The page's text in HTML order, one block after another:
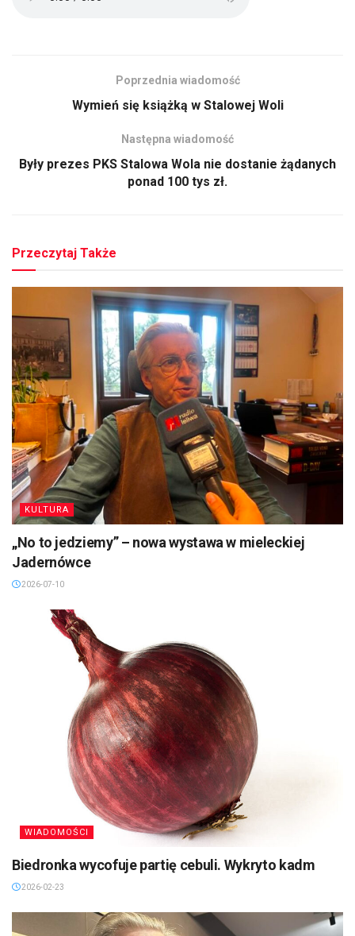
Poprzednia wiadomość
Wymień się książką w Stalowej Woli
Następna wiadomość
Były prezes PKS Stalowa Wola nie dostanie żądanych
ponad 100 tys zł.
Przeczytaj Także
KULTURA
„No to jedziemy” – nowa wystawa w mieleckiej
Jadernówce
2026-07-10
WIADOMOŚCI
Biedronka wycofuje partię cebuli. Wykryto kadm
2026-02-23